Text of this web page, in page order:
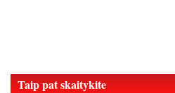
Taip pat skaitykite